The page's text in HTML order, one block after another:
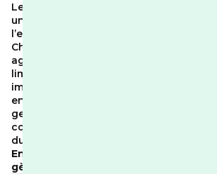
Le numérique a
un impact sur
l’environnement.
Chez RED, nous
agissons pour
limiter cet
impact et
encourager des
gestes simples,
concrets et
durables.
Ensemble, on
gère